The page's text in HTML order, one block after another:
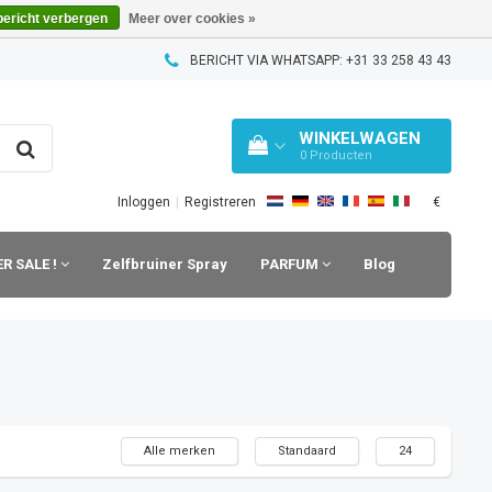
BERICHT VIA WHATSAPP: +31 33 258 43 43
WINKELWAGEN
0 Producten
Inloggen Registreren €
SALE ! Zelfbruiner Spray PARFUM Blog
Alle merken Standaard 24
verbergen Meer over cookies »